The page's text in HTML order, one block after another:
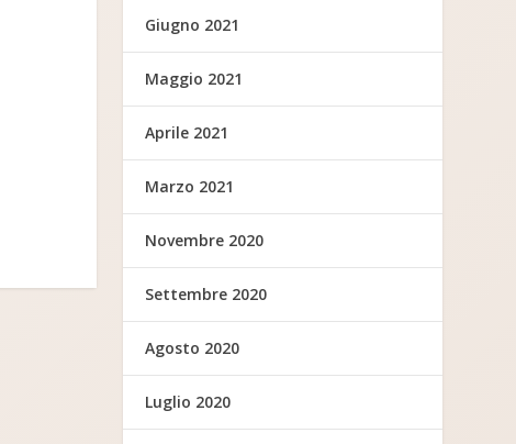
Giugno 2021
Maggio 2021
Aprile 2021
Marzo 2021
Novembre 2020
Settembre 2020
Agosto 2020
Luglio 2020